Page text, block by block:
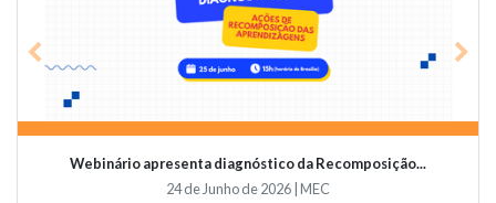
Webinário apresenta diagnóstico da Recomposição...
24 de Junho de 2026 | MEC
Previous